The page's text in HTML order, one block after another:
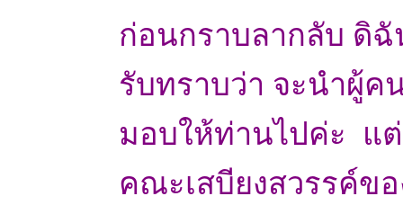
ก่อนกราบลากลับ ดิ
รับทราบว่า จะนำผู้
มอบให้ท่านไปค่ะ แ
คณะเสบียงสวรรค์ข